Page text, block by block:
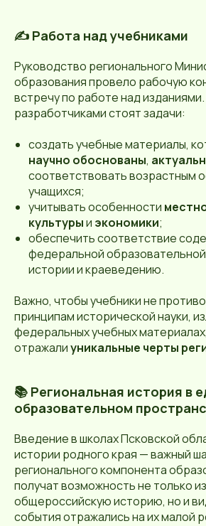
✍️ Работа над учебниками
Руководство регионального
образования провело рабочую
встречу по работе над
разработчиками стоят задачи:
создать учебные материалы,
научно обоснованы,
соответствовать возрастным
учащихся;
учитывать особенности
культурыи экономики;
обеспечить соответствие
федеральной
истории и краеведению.
Важно, чтобы учебники не
принципам исторической науки,
федеральных учебных
отражалиуникальные черты
📚 Региональная история в
образовательном
Введение в школах Псковской
истории родного края — важный
регионального компонента
получат возможность не только
общероссийскую историю, но и
события отражались на их малой